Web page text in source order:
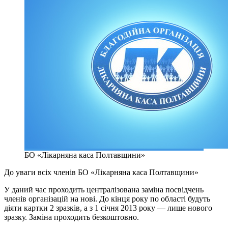
БО «Лікарняна каса Полтавщини»
До уваги всіх членів БО «Лікарняна каса Полтавщини»
У даний час проходить централізована заміна посвідчень
членів організацій на нові. До кінця року по області будуть
діяти картки 2 зразків, а з 1 січня 2013 року — лише нового
зразку. Заміна проходить безкоштовно.